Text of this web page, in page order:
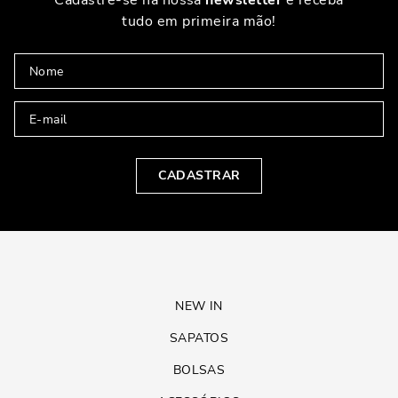
TÊNIS KNIT: MODERNIDADE E CONFORTO EM UM
SÓ PAR
Os tênis knit têm se tornado cada vez mais populares graças ao seu
design moderno e conforto incomparável. Feitos de material elástico,
eles se ajustam perfeitamente ao pé, proporcionando uma sensação de
estar usando uma meia.
POR QUE O TÊNIS KNIT É O QUERIDINHO DAS
A popularidade dos tênis knit não é à toa. Além de serem
conforto. Pense nos tênis knit como aquela peça que você não quer tirar
tudo em primeira mão!
CADASTRAR
NEW IN
SAPATOS
BOLSAS